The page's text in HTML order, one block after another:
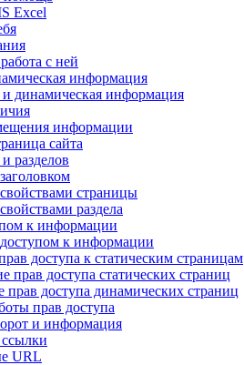
Excel
с ней
информация
и динамическая информация
информации
сайта
разделов
страницы
раздела
к информации
к информации
доступа к статическим страницам
прав доступа статических страниц
прав доступа динамических страниц
прав доступа
и информация
URL